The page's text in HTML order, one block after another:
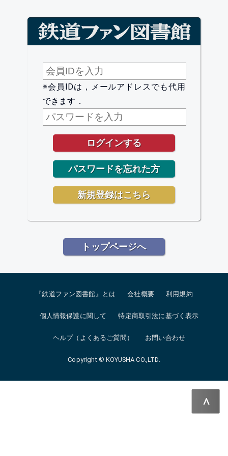
※会員IDは，メールアドレスでも代用
できます．
トップページへ
『鉄道ファン図書館』とは 会社概要 利用規約
個人情報保護に関して 特定商取引法に基づく表示
ヘルプ（よくあるご質問） お問い合わせ
Copyright © KOYUSHA CO.,LTD.